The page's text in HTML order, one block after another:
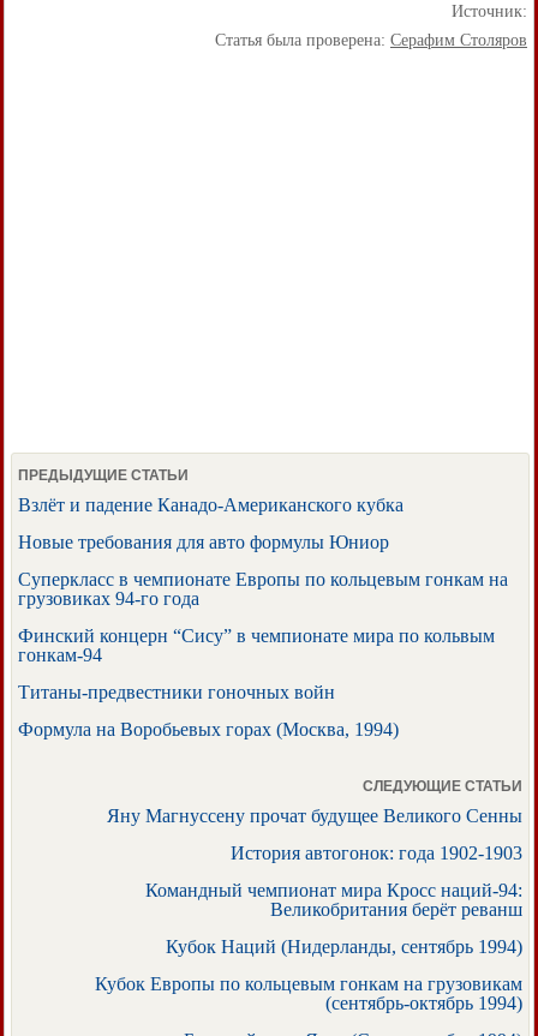
Источник:
Статья была проверена: Серафим Столяров
ПРЕДЫДУЩИЕ СТАТЬИ
Взлёт и падение Канадо-Американского кубка
Новые требования для авто формулы Юниор
Суперкласс в чемпионате Европы по кольцевым гонкам на
грузовиках 94-го года
Финский концерн “Сису” в чемпионате мира по кольвым
гонкам-94
Титаны-предвестники гоночных войн
Формула на Воробьевых горах (Москва, 1994)
СЛЕДУЮЩИЕ СТАТЬИ
Яну Магнуссену прочат будущее Великого Сенны
История автогонок: года 1902-1903
Командный чемпионат мира Кросс наций-94:
Великобритания берёт реванш
Кубок Наций (Нидерланды, сентябрь 1994)
Кубок Европы по кольцевым гонкам на грузовикам
(сентябрь-октябрь 1994)